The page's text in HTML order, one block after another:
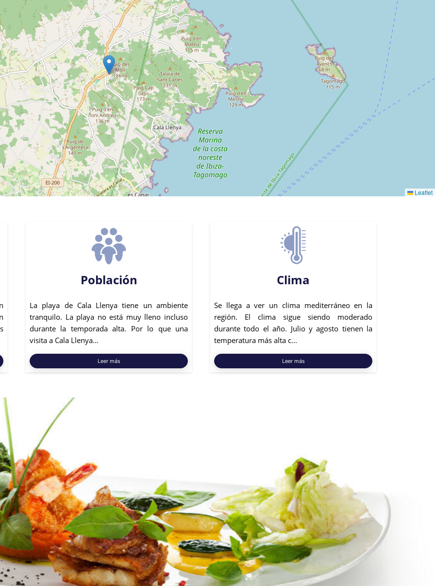
Leaflet
Población
La playa de Cala Llenya tiene un ambiente
tranquilo. La playa no está muy lleno incluso
durante la temporada alta. Por lo que una
visita a Cala Llenya...
Leer más
Clima
Se llega a ver un clima mediterráneo en la
región. El clima sigue siendo moderado
durante todo el año. Julio y agosto tienen la
temperatura más alta c...
Leer más